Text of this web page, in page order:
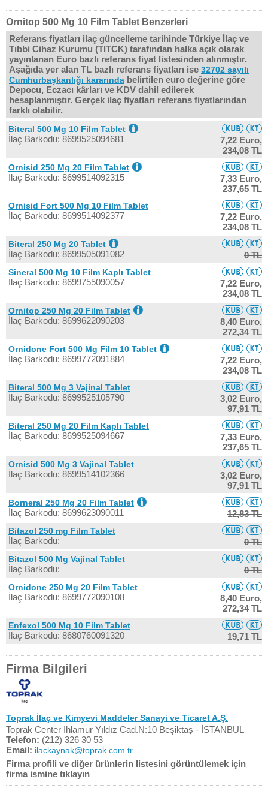
Ornitop 500 Mg 10 Film Tablet Benzerleri
Referans fiyatları ilaç güncelleme tarihinde Türkiye İlaç ve
Tıbbi Cihaz Kurumu (TITCK) tarafından halka açık olarak
yayınlanan Euro bazlı referans fiyat listesinden alınmıştır.
Aşağıda yer alan TL bazlı referans fiyatları ise 32702 sayılı
Cumhurbaşkanlığı kararında belirtilen euro değerine göre
Depocu, Eczacı kârları ve KDV dahil edilerek
hesaplanmıştır. Gerçek ilaç fiyatları referans fiyatlarından
farklı olabilir.
Biteral 500 Mg 10 Film Tablet
İlaç Barkodu: 8699525094681
7,22 Euro,
234,08 TL
Ornisid 250 Mg 20 Film Tablet
İlaç Barkodu: 8699514092315
7,33 Euro,
237,65 TL
Ornisid Fort 500 Mg 10 Film Tablet
İlaç Barkodu: 8699514092377
7,22 Euro,
234,08 TL
Biteral 250 Mg 20 Tablet
İlaç Barkodu: 8699505091082 0 TL
Sineral 500 Mg 10 Film Kaplı Tablet
İlaç Barkodu: 8699755090057
7,22 Euro,
234,08 TL
Ornitop 250 Mg 20 Film Tablet
İlaç Barkodu: 8699622090203
8,40 Euro,
272,34 TL
Ornidone Fort 500 Mg Film 10 Tablet
İlaç Barkodu: 8699772091884
7,22 Euro,
234,08 TL
Biteral 500 Mg 3 Vajinal Tablet
İlaç Barkodu: 8699525105790
3,02 Euro,
97,91 TL
Biteral 250 Mg 20 Film Kaplı Tablet
İlaç Barkodu: 8699525094667
7,33 Euro,
237,65 TL
Ornisid 500 Mg 3 Vajinal Tablet
İlaç Barkodu: 8699514102366
3,02 Euro,
97,91 TL
Borneral 250 Mg 20 Film Tablet
İlaç Barkodu: 8699623090011 12,83 TL
Bitazol 250 mg Film Tablet
İlaç Barkodu: 0 TL
Bitazol 500 Mg Vajinal Tablet
İlaç Barkodu: 0 TL
Ornidone 250 Mg 20 Film Tablet
İlaç Barkodu: 8699772090108
8,40 Euro,
272,34 TL
Enfexol 500 Mg 10 Film Tablet
İlaç Barkodu: 8680760091320 19,71 TL
Firma Bilgileri
Toprak İlaç ve Kimyevi Maddeler Sanayi ve Ticaret A.Ş.
Toprak Center Ihlamur Yıldız Cad.N:10 Beşiktaş - İSTANBUL
Telefon: (212) 326 30 53
Email: ilackaynak@toprak.com.tr
Firma profili ve diğer ürünlerin listesini görüntülemek için
firma ismine tıklayın